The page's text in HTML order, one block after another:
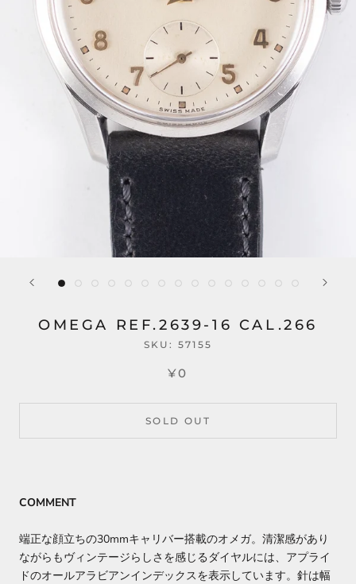
OMEGA REF.2639-16 CAL.266
SKU: 57155
¥0
SOLD OUT
COMMENT
端正な顔立ちの30mmキャリバー搭載のオメガ。清潔感があり
ながらもヴィンテージらしさを感じるダイヤルには、アプライ
ドのオールアラビアンインデックスを表示しています。針は幅